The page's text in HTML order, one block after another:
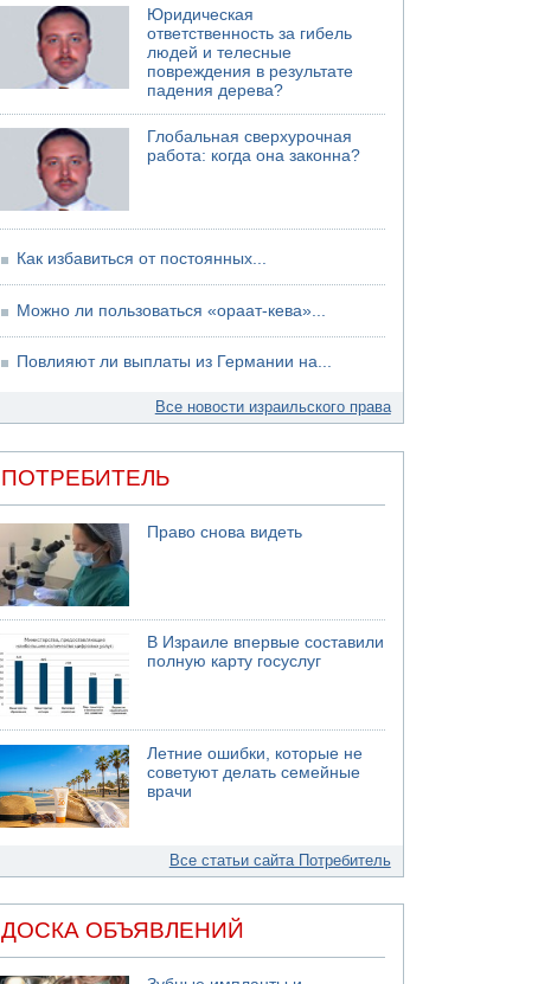
Юридическая
ответственность за гибель
людей и телесные
повреждения в результате
падения дерева?
Глобальная сверхурочная
работа: когда она законна?
Как избавиться от постоянных...
Можно ли пользоваться «ораат-кева»...
Повлияют ли выплаты из Германии на...
Все новости израильского права
ПОТРЕБИТЕЛЬ
Право снова видеть
В Израиле впервые составили
полную карту госуслуг
Летние ошибки, которые не
советуют делать семейные
врачи
Все статьи сайта Потребитель
ДОСКА ОБЪЯВЛЕНИЙ